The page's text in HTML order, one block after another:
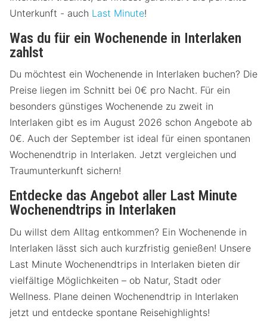
Unterkunft - auch Last Minute!
Was du für ein Wochenende in Interlaken
zahlst
Du möchtest ein Wochenende in Interlaken buchen? Die
Preise liegen im Schnitt bei 0€ pro Nacht. Für ein
besonders günstiges Wochenende zu zweit in
Interlaken gibt es im August 2026 schon Angebote ab
0€. Auch der September ist ideal für einen spontanen
Wochenendtrip in Interlaken. Jetzt vergleichen und
Traumunterkunft sichern!
Entdecke das Angebot aller Last Minute
Wochenendtrips in Interlaken
Du willst dem Alltag entkommen? Ein Wochenende in
Interlaken lässt sich auch kurzfristig genießen! Unsere
Last Minute Wochenendtrips in Interlaken bieten dir
vielfältige Möglichkeiten – ob Natur, Stadt oder
Wellness. Plane deinen Wochenendtrip in Interlaken
jetzt und entdecke spontane Reisehighlights!